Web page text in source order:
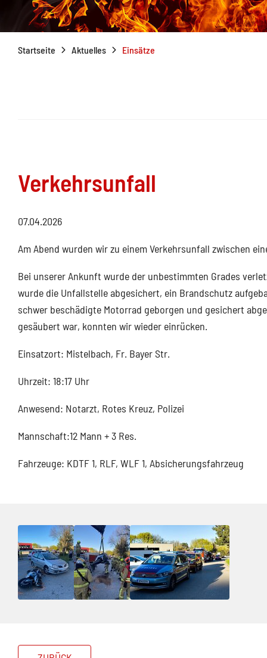
Startseite Aktuelles Einsätze
Verkehrsunfall
07.04.2026
Am Abend wurden wir zu einem Verkehrsunfall zwischen
Bei unserer Ankunft wurde der unbestimmten Grades
wurde die Unfallstelle abgesichert, ein Brandschutz
schwer beschädigte Motorrad geborgen und gesichert
gesäubert war, konnten wir wieder einrücken.
Einsatzort: Mistelbach, Fr. Bayer Str.
Uhrzeit: 18:17 Uhr
Anwesend: Notarzt, Rotes Kreuz, Polizei
Mannschaft:12 Mann + 3 Res.
Fahrzeuge: KDTF 1, RLF, WLF 1, Absicherungsfahrzeug